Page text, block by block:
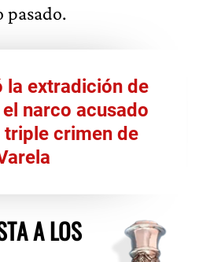
pasado.
la extradición de
narco acusado
crimen de
A LOS